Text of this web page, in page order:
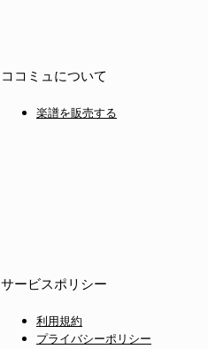
ココミュについて
楽譜を販売する
サービスポリシー
利用規約
プライバシーポリシー